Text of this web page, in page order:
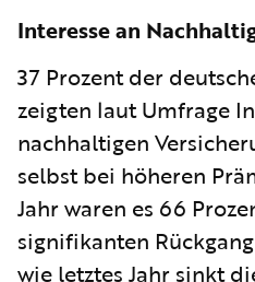
Interesse an
37 Prozent der
zeigten laut Umfrage
nachhaltigen
selbst bei höheren
Jahr waren es 66
signifikanten
wie letztes Jahr sinkt